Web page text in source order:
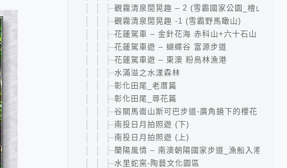
觀霧清泉閒晃趣 – 2 (雪霸國家公園_檜山巨木
觀霧清泉閒晃趣 -1 (雪霸野馬瞰山)
花蓮駕車 – 金針花海 赤科山+六十石山
花蓮駕車遊 – 蝴蝶谷 富源步道
花蓮駕車遊 – 東澳 粉鳥林漁港
水滿溢之水漾森林
彰化田尾_老厝篇
彰化田尾_尋花篇
谷關馬崙山斯可巴步道-廣角鏡下的櫻花
南投日月拍照遊 (下)
南投日月拍照遊 (上)
蘭陽風情 – 南澳朝陽國家步道_漁船入港
水里蛇窯-陶藝文化園區